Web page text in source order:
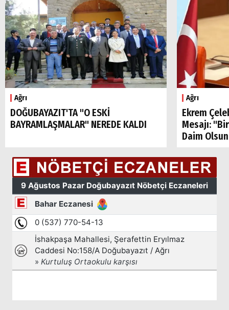
Ağrı
DOĞUBAYAZIT'TA "O ESKİ
BAYRAMLAŞMALAR" NEREDE KALDI
Ağrı
Ekrem
Mesajı:
Daim